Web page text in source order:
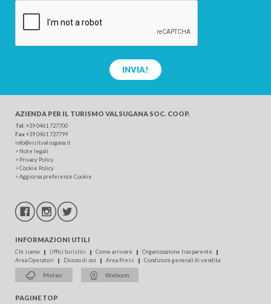
INVIA!
AZIENDA PER IL TURISMO VALSUGANA SOC. COOP.
Tel +39 0461 727700
Fax+39 0461 727799
info@visitvalsugana.it
> Note legali
> Privacy Policy
>Cookie Policy
>Aggiorna preferenze Cookie
INFORMAZIONI UTILI
Chi siamo Uffici turistici Come arrivare
Organizzazione trasparente
Area Operatori
Dicono di noi Area Press Condizioni generali di vendita
Meteo Webcam
PAGINE TOP